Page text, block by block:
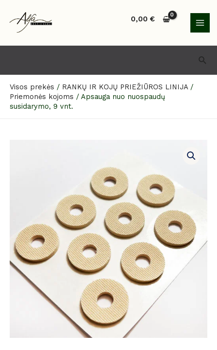
turinio
0,00€
Visos prekės / RANKŲ IR KOJŲ PRIEŽIŪROS LINIJA /
Priemonės kojoms / Apsauga nuo nuospaudų
susidarymo, 9 vnt.